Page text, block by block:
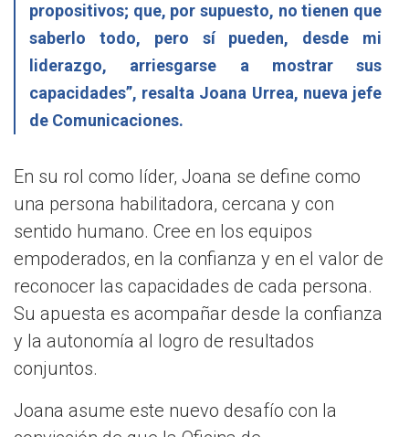
propositivos; que, por supuesto, no tienen que
saberlo todo, pero sí pueden, desde mi
liderazgo, arriesgarse a mostrar sus
capacidades”, resalta Joana Urrea, nueva jefe
de Comunicaciones.
En su rol como líder, Joana se define como
una persona habilitadora, cercana y con
sentido humano. Cree en los equipos
empoderados, en la confianza y en el valor de
reconocer las capacidades de cada persona.
Su apuesta es acompañar desde la confianza
y la autonomía al logro de resultados
conjuntos.
Joana asume este nuevo desafío con la